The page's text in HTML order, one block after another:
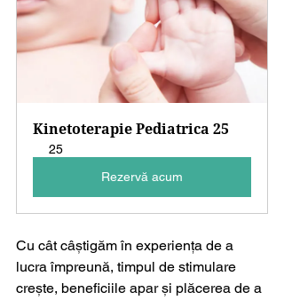
Kinetoterapie Pediatrica 25
25
Rezervă acum
Cu cât câștigăm în experiența de a
lucra împreună, timpul de stimulare
crește, beneficiile apar și plăcerea de a